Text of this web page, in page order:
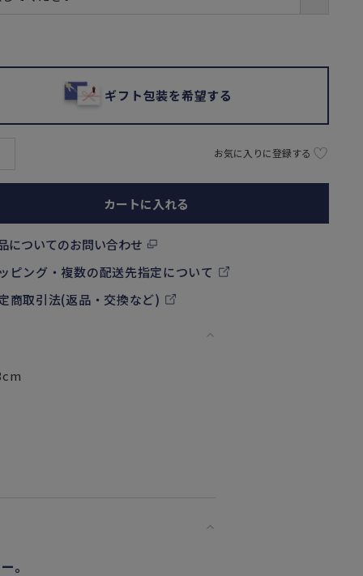
ギフト包装を希望する
お気に入りに登録する
カートに入れる
についてのお問い合わせ
ピング・複数の配送先指定について
商取引法(返品・交換など)
。